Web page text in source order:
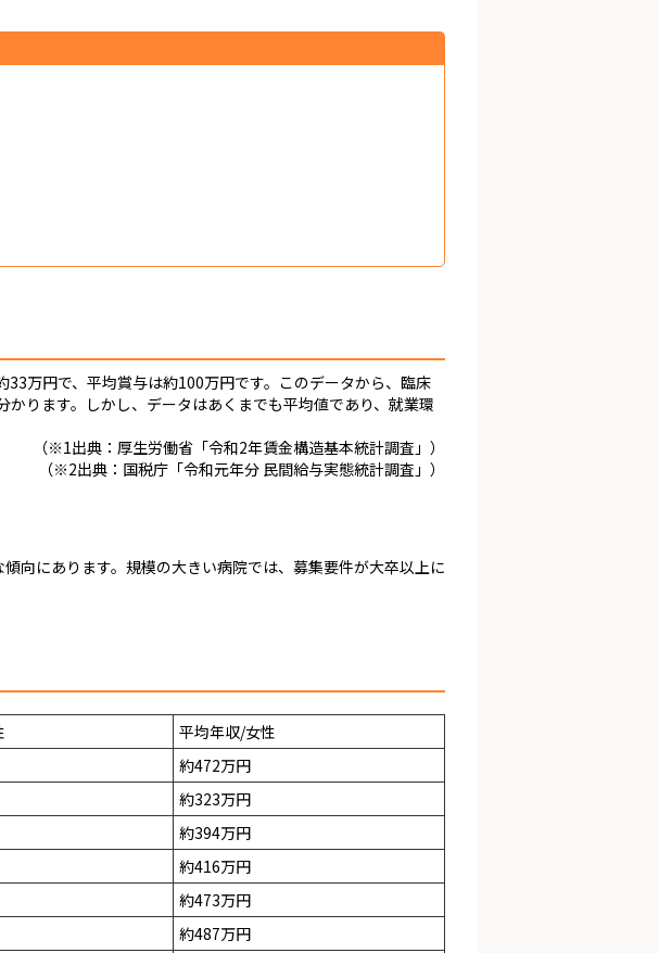
万円で、平均賞与は約100万円です。このデータから、臨床
ります。しかし、データはあくまでも平均値であり、就業環
（※1出典：厚生労働省「令和2年賃金構造基本統計調査」）
（※2出典：国税庁「令和元年分 民間給与実態統計調査」）
向にあります。規模の大きい病院では、募集要件が大卒以上に
平均年収/女性
約472万円
約323万円
約394万円
約416万円
約473万円
約487万円